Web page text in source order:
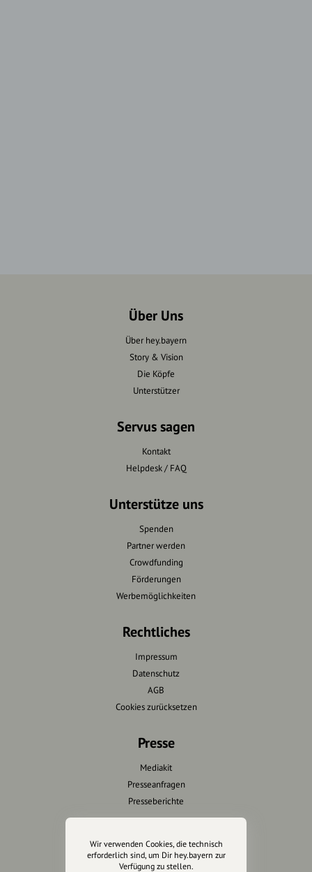
Über Uns
Über hey.bayern
Story & Vision
Die Köpfe
Unterstützer
Servus sagen
Kontakt
Helpdesk / FAQ
Unterstütze uns
Spenden
Partner werden
Crowdfunding
Förderungen
Werbemöglichkeiten
Rechtliches
Impressum
Datenschutz
AGB
Cookies zurücksetzen
Presse
Mediakit
Presseanfragen
Presseberichte
Wir unterstützen Euch
Fotografie & mehr
Wir verwenden Cookies, die technisch
erforderlich sind, um Dir hey.bayern zur
Verfügung zu stellen.